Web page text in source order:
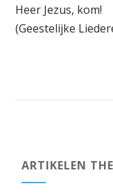
Heer Jezus, kom!
(Geestelijke
ARTIKELEN